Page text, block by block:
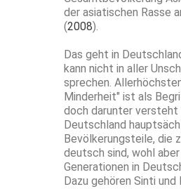
der asiatischen Rasse
(2008).
Das geht in
kann nicht in aller
sprechen.
Minderheit" ist als
doch darunter versteht
Deutschland
Bevölkerungsteile, die
deutsch sind, wohl
Generationen in
Dazu gehören Sinti und